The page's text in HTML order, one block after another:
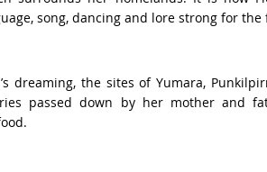
song, dancing and lore strong for the
dreaming, the sites of Yumara,
passed down by her mother and